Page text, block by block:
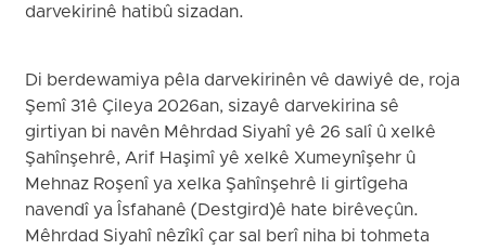
darvekirinê hatibû sizadan.
Di berdewamiya pêla darvekirinên vê dawiyê de, roja
Şemî 31ê Çileya 2026an, sizayê darvekirina sê
girtiyan bi navên Mêhrdad Siyahî yê 26 salî û xelkê
Şahînşehrê, Arif Haşimî yê xelkê Xumeynîşehr û
Mehnaz Roşenî ya xelka Şahînşehrê li girtîgeha
navendî ya Îsfahanê (Destgird)ê hate birêveçûn.
Mêhrdad Siyahî nêzîkî çar sal berî niha bi tohmeta